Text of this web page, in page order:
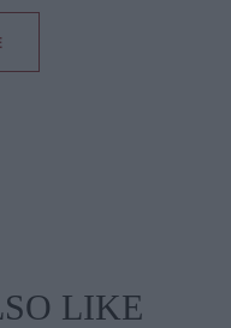
LIKE